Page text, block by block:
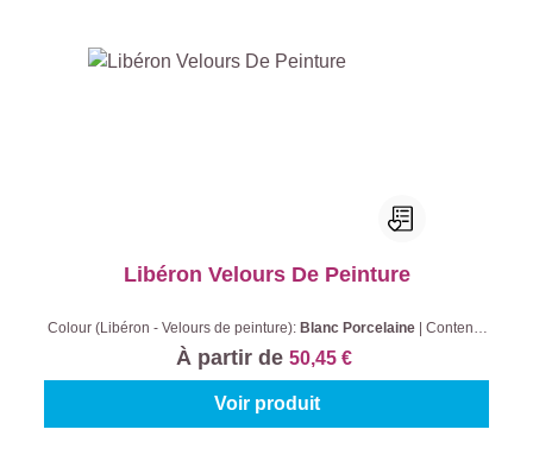
Libéron Velours De Peinture
Colour (Libéron - Velours de peinture): Blanc Porcelaine
Contenu:
À partir de 50,45 €
Voir produit